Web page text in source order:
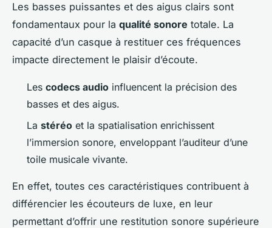
Les basses puissantes et des aigus clairs sont
fondamentaux pour la qualité sonore totale. La
capacité d’un casque à restituer ces fréquences
impacte directement le plaisir d’écoute.
Les codecs audio influencent la précision des
basses et des aigus.
La stéréo et la spatialisation enrichissent
l’immersion sonore, enveloppant l’auditeur d’une
toile musicale vivante.
En effet, toutes ces caractéristiques contribuent à
différencier les écouteurs de luxe, en leur
permettant d’offrir une restitution sonore supérieure